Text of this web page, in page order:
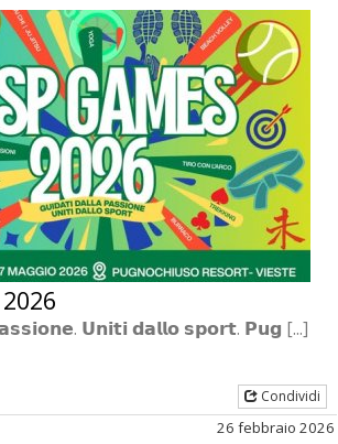
𝗨𝗻𝗶𝘁𝗶 𝗱𝗮𝗹𝗹𝗼 𝘀𝗽𝗼𝗿𝘁. 𝗣𝘂𝗴 [...]
Condividi
26 febbraio 2026